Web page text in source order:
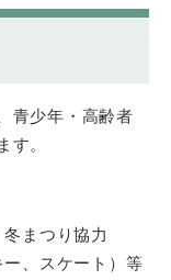
青少年・高齢者
す。
まつり協力
、スケート）等